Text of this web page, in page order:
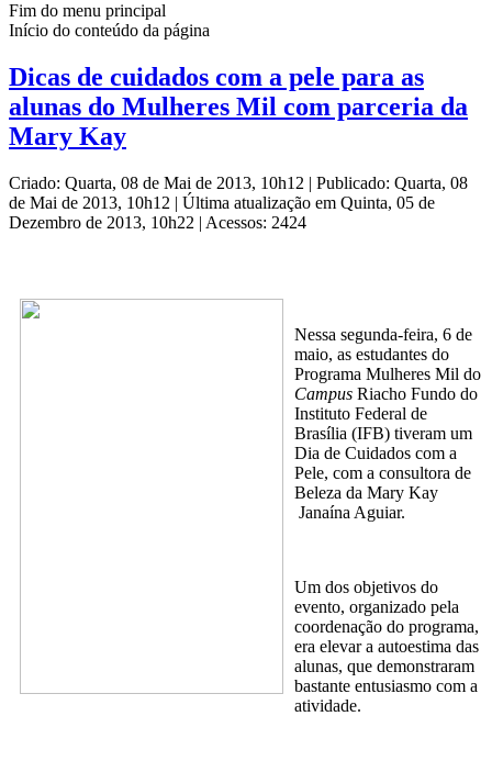
Fim do menu principal
Início do conteúdo da página
Dicas de cuidados com a pele para as
alunas do Mulheres Mil com parceria da
Mary Kay
Criado: Quarta, 08 de Mai de 2013, 10h12 | Publicado: Quarta, 08
de Mai de 2013, 10h12 | Última atualização em Quinta, 05 de
Dezembro de 2013, 10h22 | Acessos: 2424
Nessa segunda-feira, 6 de
maio, as estudantes do
Programa Mulheres Mil do
Campus Riacho Fundo do
Instituto Federal de
Brasília (IFB) tiveram um
Dia de Cuidados com a
Pele, com a consultora de
Beleza da Mary Kay
Janaína Aguiar.
Um dos objetivos do
evento, organizado pela
coordenação do programa,
era elevar a autoestima das
alunas, que demonstraram
bastante entusiasmo com a
atividade.